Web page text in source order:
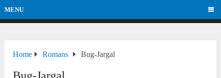
MENU
Home Romans Bug-Jargal